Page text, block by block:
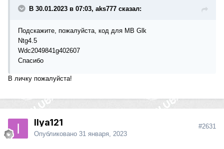
В 30.01.2023 в 07:03, aks777 сказал:
Подскажите, пожалуйста, код для MB Glk
Ntg4.5
Wdc2049841g402607
Спасибо
В личку пожалуйста!
Ilya121
Опубликовано 31 января, 2023
#2631